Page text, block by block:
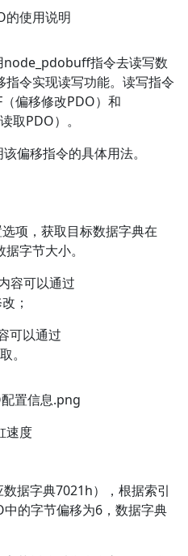
的使用说明
node_pdobuff指令去读写数
令实现读写功能。读写指令
偏移修改PDO）和
取PDO）。
偏移指令的具体用法。
项，获取目标数据字典在
字节大小。
容可以通过
；
可以通过
。
速度
据字典7021h），根据索引
的字节偏移为6，数据字典